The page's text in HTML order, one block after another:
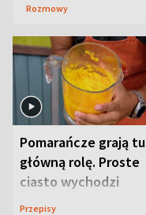
Rozmowy
Pomarańcze grają tu
główną rolę. Proste
ciasto wychodzi
wyjątkowo wilgotne
Przepisy